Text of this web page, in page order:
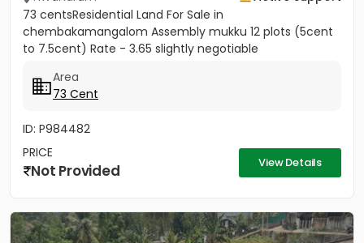
73 centsResidential Land For Sale in
chembakamangalom Assembly mukku 12 plots (5cent
to 7.5cent) Rate - 3.65 slightly negotiable
Area
73 Cent
ID: P984482
PRICE
Not Provided View Details